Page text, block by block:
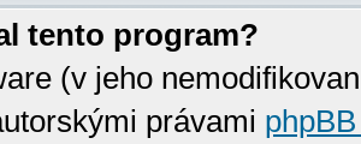
tento program?
(v jeho
právami